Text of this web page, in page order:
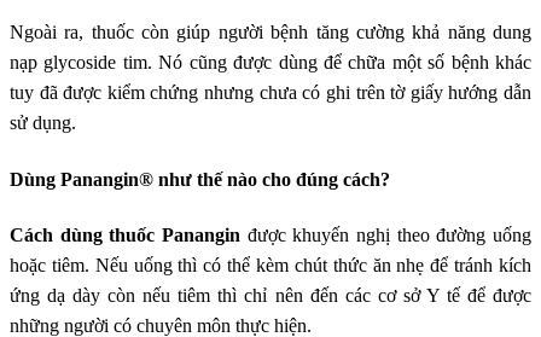
Ngoài ra, thuốc còn giúp người bệnh tăng cường khả năng dung
nạp glycoside tim. Nó cũng được dùng để chữa một số bệnh khác
tuy đã được kiểm chứng nhưng chưa có ghi trên tờ giấy hướng dẫn
sử dụng.
Dùng Panangin® như thế nào cho đúng cách?
Cách dùng thuốc Panangin được khuyến nghị theo đường uống
hoặc tiêm. Nếu uống thì có thể kèm chút thức ăn nhẹ để tránh kích
ứng dạ dày còn nếu tiêm thì chỉ nên đến các cơ sở Y tế để được
những người có chuyên môn thực hiện.